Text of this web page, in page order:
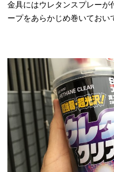
金具にはウレタンスプレーが
ープをあらかじめ巻いておい